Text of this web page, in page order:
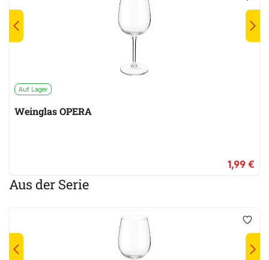
Auf Lager
Weinglas OPERA
1,99 €
Aus der Serie